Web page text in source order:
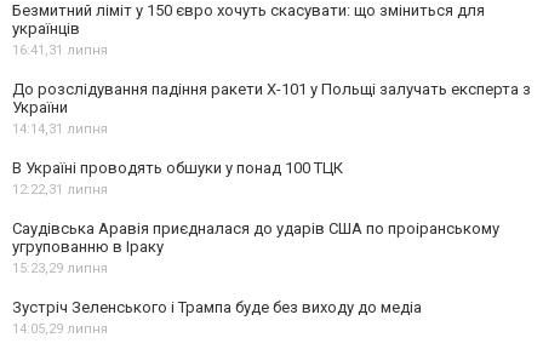
Безмитний ліміт у 150 євро хочуть скасувати: що зміниться для
українців
16:41,31 липня
До розслідування падіння ракети Х-101 у Польщі залучать експерта з
України
14:14,31 липня
В Україні проводять обшуки у понад 100 ТЦК
12:22,31 липня
Саудівська Аравія приєдналася до ударів США по проіранському
угрупованню в Іраку
15:23,29 липня
Зустріч Зеленського і Трампа буде без виходу до медіа
14:05,29 липня